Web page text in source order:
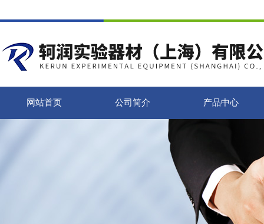
网站首页 公司简介 产品中心